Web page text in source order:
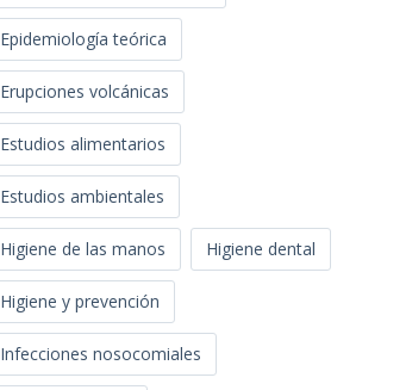
Epidemiología teórica
Erupciones volcánicas
Estudios alimentarios
Estudios ambientales
Higiene de las manos Higiene dental
Higiene y prevención
Infecciones nosocomiales